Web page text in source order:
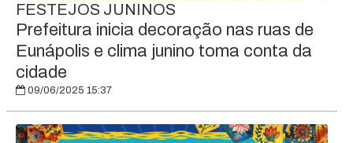
FESTEJOS JUNINOS
Prefeitura inicia decoração nas ruas de
Eunápolis e clima junino toma conta da
cidade
09/06/2025 15:37